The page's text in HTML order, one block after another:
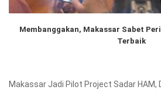
Membanggakan, Makassar Sabet
Terbaik
Makassar Jadi Pilot Project Sadar HAM,